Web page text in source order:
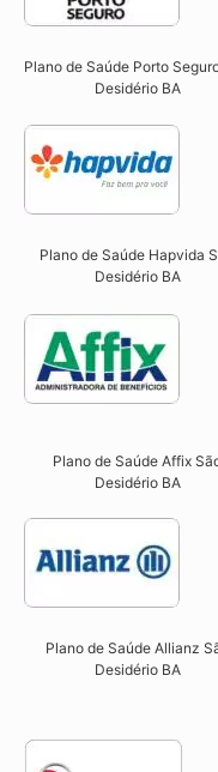
Plano de Saúde Porto
Desidério BA​
Plano de Saúde Hapvida
Desidério BA​
Plano de Saúde Affix
Desidério BA​
Plano de Saúde Allianz
Desidério BA​